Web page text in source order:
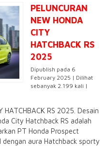
PELUNCURAN
NEW HONDA
CITY
HATCHBACK RS
2025
Dipublish pada 6
February 2025 | Dilihat
sebanyak 2.199 kali |
HATCHBACK RS 2025. Desain
City Hatchback RS adalah
PT Honda Prospect
aura Hatchback sporty